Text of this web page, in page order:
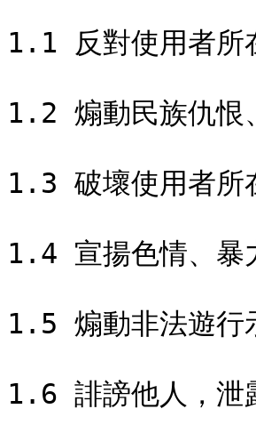
1.1 反對使用者所
1.2 煽動民族仇恨
1.3 破壞使用者所
1.4 宣揚色情、暴
1.5 煽動非法遊行
1.6 誹謗他人，泄